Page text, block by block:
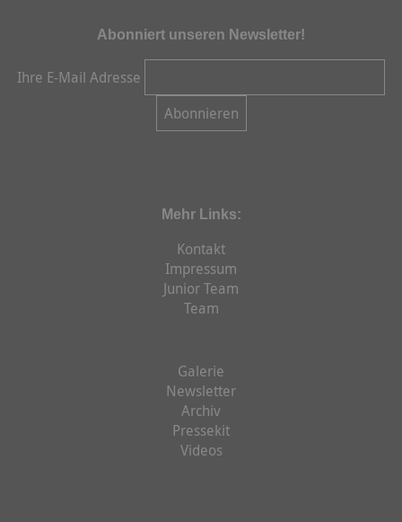
Abonniert unseren Newsletter!
Ihre E-Mail Adresse
Mehr Links:
Kontakt
Impressum
Junior Team
Team
Galerie
Newsletter
Archiv
Pressekit
Videos